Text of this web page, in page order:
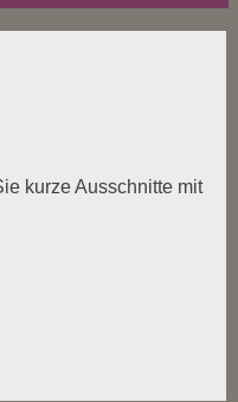
kurze Ausschnitte mit